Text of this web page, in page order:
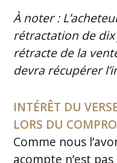
À noter :
rétractation de dix
rétracte de la
devra récupérer
INTÉRÊT DU
LORS DU
Comme nous
acompte n’est